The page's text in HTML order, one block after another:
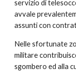
servizio di
avvale
assunti con
Nelle sfortunate
militare
sgombero ed alla